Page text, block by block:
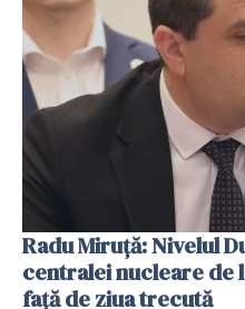
Radu Miruţă: Nivelul
centralei nucleare de
faţă de ziua trecută